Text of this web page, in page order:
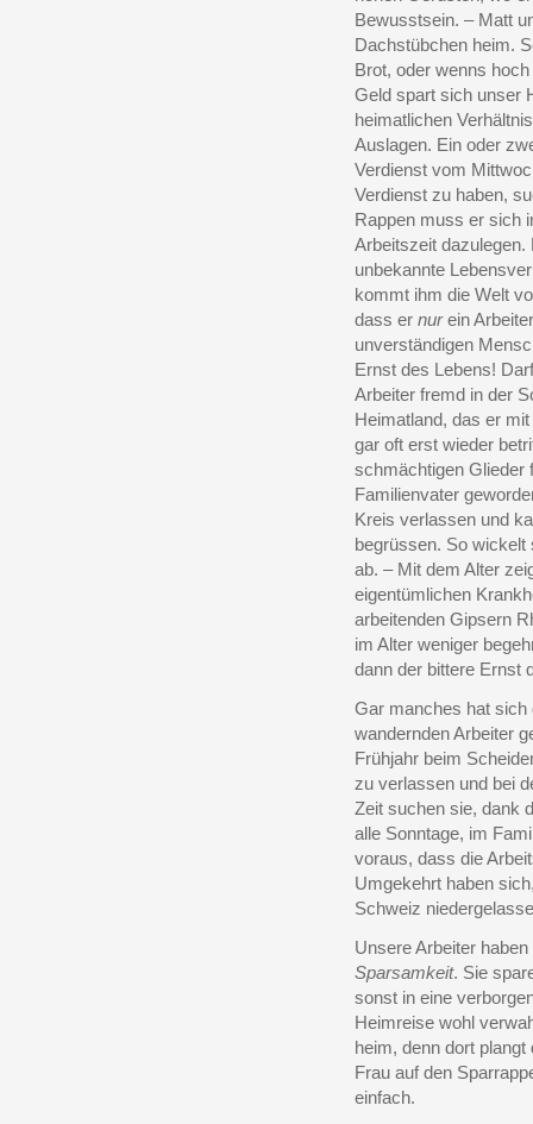
Bewusstsein. – Matt
Dachstübchen heim.
Brot, oder wenns
Geld spart sich unser
heimatlichen
Auslagen. Ein oder
Verdienst vom
Verdienst zu haben,
Rappen muss er sich
Arbeitszeit dazulegen.
unbekannte
kommt ihm die Welt
dass er nurein
unverständigen
Ernst des Lebens!
Arbeiter fremd in der
Heimatland, das er
gar oft erst wieder
schmächtigen Glieder
Familienvater
Kreis verlassen und
begrüssen. So wickelt
ab. – Mit dem Alter
eigentümlichen
arbeitenden Gipsern
im Alter weniger
dann der bittere Ernst
Gar manches hat sich
wandernden Arbeiter
Frühjahr beim
zu verlassen und bei
Zeit suchen sie, dank
alle Sonntage, im
voraus, dass die
Umgekehrt haben
Schweiz
Unsere Arbeiter
Sparsamkeit. Sie
sonst in eine
Heimreise wohl
heim, denn dort
Frau auf den
einfach.